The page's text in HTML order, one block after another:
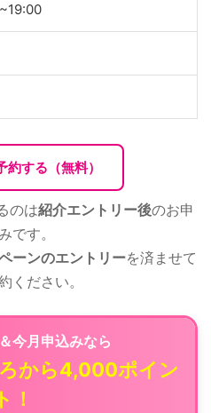
する（無料）
のは紹介エントリー後のお申
です。
ーンのエントリーを済ませて
ください。
今月申込みなら
から4,000ポイン
ト！